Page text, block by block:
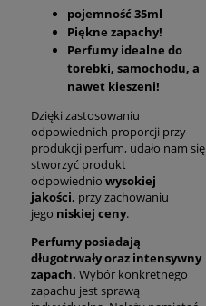
pojemność 35ml
Piękne zapachy!
Perfumy idealne do
torebki, samochodu, a
nawet kieszeni!
Dzięki zastosowaniu
odpowiednich proporcji przy
produkcji perfum, udało nam się
stworzyć produkt
odpowiednio wysokiej
jakości, przy zachowaniu
jego niskiej ceny.
Perfumy posiadają
długotrwały oraz intensywny
zapach. Wybór konkretnego
zapachu jest sprawą